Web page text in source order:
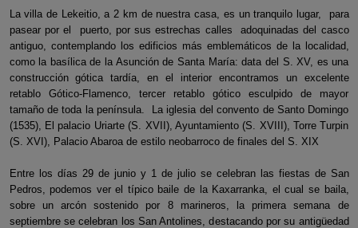
La villa de Lekeitio, a 2 km de nuestra casa, es un tranquilo lugar, para
pasear por el puerto, por sus estrechas calles adoquinadas del casco
antiguo, contemplando los edificios más emblemáticos de la localidad,
como la basílica de la Asunción de Santa María: data del S. XV, es una
construcción gótica tardía, en el interior encontramos un excelente
retablo Gótico-Flamenco, tercer retablo gótico esculpido de mayor
tamaño de toda la península. La iglesia del convento de Santo Domingo
(1535), El palacio Uriarte (S. XVII), Ayuntamiento (S. XVIII), Torre Turpin
(S. XVI), Palacio Abaroa de estilo neobarroco de finales del S. XIX
Entre los días 29 de junio y 1 de julio se celebran las fiestas de San
Pedros, podemos ver el típico baile de la Kaxarranka, el cual se baila,
sobre un arcón sostenido por 8 marineros, la primera semana de
septiembre se celebran los San Antolines, destacando por su antigüedad